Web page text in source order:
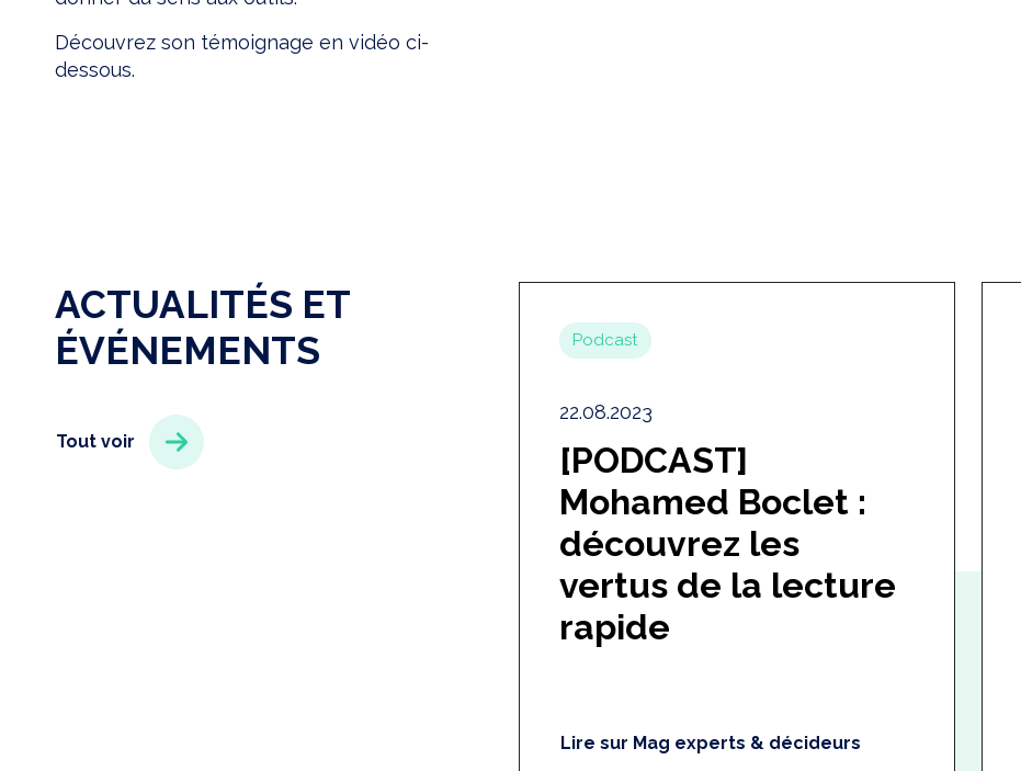
Découvrez son témoignage en vidéo ci-
dessous.
ACTUALITÉS ET
ÉVÉNEMENTS
Tout voir
Podcast
22.08.2023
[PODCAST]
Mohamed Boclet :
découvrez les
vertus de la lecture
rapide
Lire sur Mag experts & décideurs